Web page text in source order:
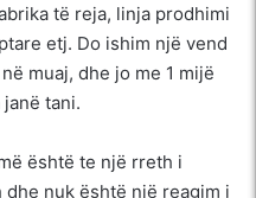
të reja, linja prodhimi
etj. Do ishim një vend
muaj, dhe jo me 1 mijë
tani.
është te një rreth i
nuk është një reagim i